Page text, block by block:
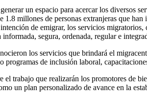
un espacio para acercar los diversos
1.8 millones de personas extranjeras que
de emigrar, los servicios
segura, ordenada, regular e
los servicios que brindará el
programas de inclusión laboral,
trabajo que realizarán los promotores de
un plan personalizado de avance en la